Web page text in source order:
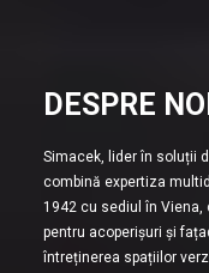
DESPRE NOI
Simacek, lider în soluții
combină expertiza
1942 cu sediul în
pentru acoperișuri și
întreținerea spațiilor